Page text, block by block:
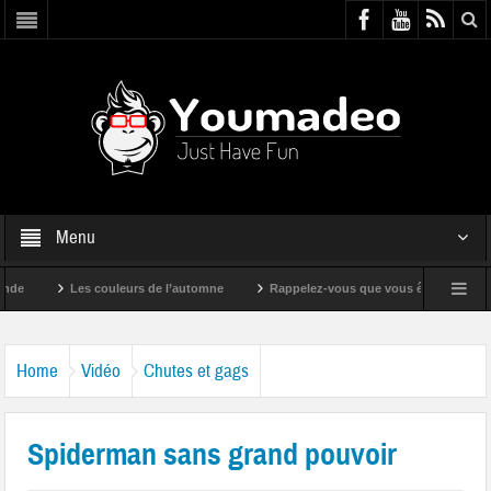
Menu
Les couleurs de l’automne Rappelez-vous que vous êtes super !
Home Vidéo Chutes et gags
Spiderman sans grand pouvoir